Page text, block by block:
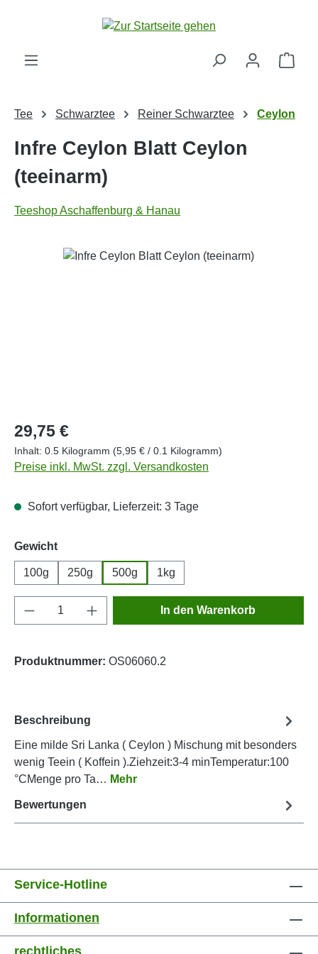
Zum Hauptinhalt springen
Tee Schwarztee Reiner Schwarztee Ceylon
Infre Ceylon Blatt Ceylon
(teeinarm)
Teeshop Aschaffenburg & Hanau
Bildergalerie überspringen
Regulärer Preis:
29,75 €
Inhalt: 0.5 Kilogramm (5,95 € / 0.1 Kilogramm)
Preise inkl. MwSt. zzgl. Versandkosten
Sofort verfügbar, Lieferzeit: 3 Tage
Gewichtauswählen
100g 250g 500g 1kg
Produkt Anzahl: Gib den gewünschten
In den Warenkorb
Produktnummer: OS06060.2
Beschreibung
Eine milde Sri Lanka ( Ceylon ) Mischung mit besonders
wenig Teein ( Koffein ).Ziehzeit:3-4 minTemperatur:100
°CMenge pro Ta… Mehr
Bewertungen
Service-Hotline
Informationen